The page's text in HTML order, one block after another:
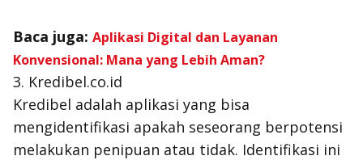
Baca juga: Aplikasi Digital dan Layanan
Konvensional: Mana yang Lebih Aman?
3. Kredibel.co.id
Kredibel adalah aplikasi yang bisa
mengidentifikasi apakah seseorang berpotensi
melakukan penipuan atau tidak. Identifikasi ini